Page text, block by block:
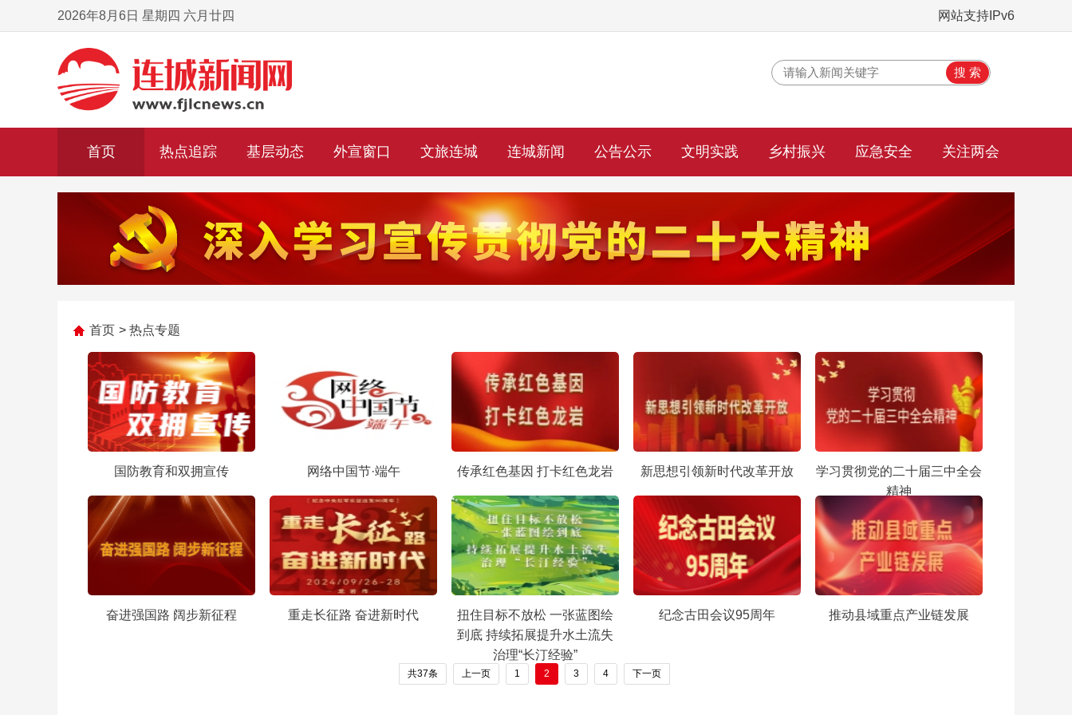
网站支持IPv6
2026年8月6日 星期四 六月廿四
首页 热点追踪 基层动态 外宣窗口 文旅连城 连城新闻 公告公示 文明实践 乡村振兴 应急安全 关注两会
首页 > 热点专题
国防教育和双拥宣传 网络中国节·端午 传承红色基因 打卡红色龙岩 新思想引领新时代改革开放
学习贯彻党的二十届三中全会
精神
奋进强国路 阔步新征程 重走长征路 奋进新时代
扭住目标不放松 一张蓝图绘
到底 持续拓展提升水土流失
治理“长汀经验”
纪念古田会议95周年 推动县域重点产业链发展
共37条 上一页 1 2 3 4 下一页